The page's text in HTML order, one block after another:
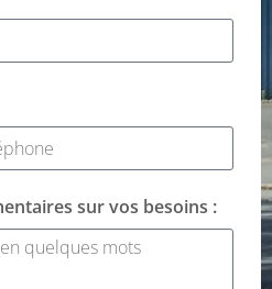
sur vos besoins :